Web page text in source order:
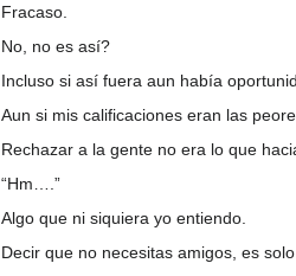
Fracaso.
No, no es así?
Incluso si así fuera aun había
Aun si mis calificaciones eran las
Rechazar a la gente no era lo que
“Hm….”
Algo que ni siquiera yo entiendo.
Decir que no necesitas amigos, es